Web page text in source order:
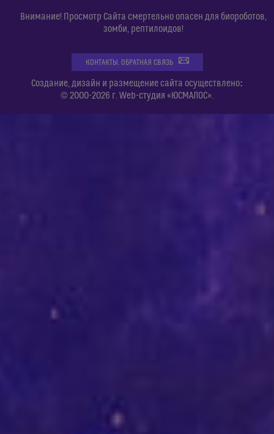
Внимание! Просмотр Сайта смертельно опасен для биороботов,
зомби, рептилоидов!
КОНТАКТЫ. ОБРАТНАЯ СВЯЗЬ
Создание, дизайн и размещение сайта осуществлено:
© 2000-2026 г. Web-студия «ЮСМАЛОС».